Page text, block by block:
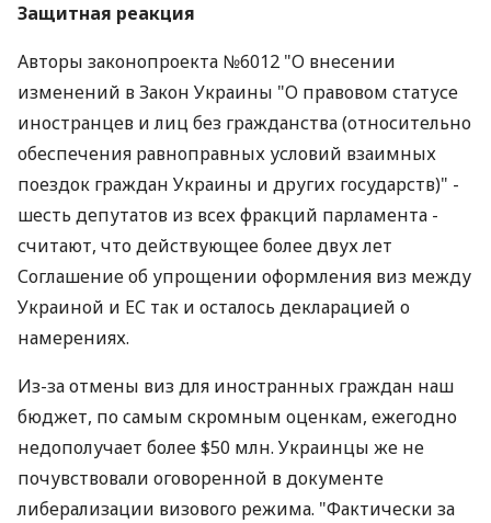
Защитная реакция
Авторы законопроекта №6012 "О внесении
изменений в Закон Украины "О правовом статусе
иностранцев и лиц без гражданства (относительно
обеспечения равноправных условий взаимных
поездок граждан Украины и других государств)" -
шесть депутатов из всех фракций парламента -
считают, что действующее более двух лет
Соглашение об упрощении оформления виз между
Украиной и ЕС так и осталось декларацией о
намерениях.
Из-за отмены виз для иностранных граждан наш
бюджет, по самым скромным оценкам, ежегодно
недополучает более $50 млн. Украинцы же не
почувствовали оговоренной в документе
либерализации визового режима. "Фактически за